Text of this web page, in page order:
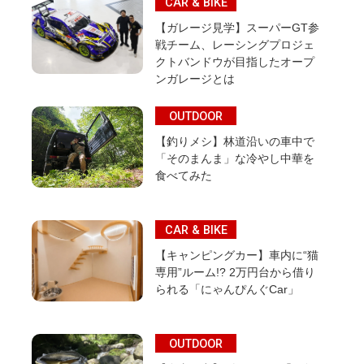
【ガレージ見学】スーパーGT参
戦チーム、レーシングプロジェ
クトバンドウが目指したオープ
ンガレージとは
OUTDOOR
【釣りメシ】林道沿いの車中で
「そのまんま」な冷やし中華を
食べてみた
CAR & BIKE
【キャンピングカー】車内に“猫
専用”ルーム!? 2万円台から借り
られる「にゃんぴんぐCar」
OUTDOOR